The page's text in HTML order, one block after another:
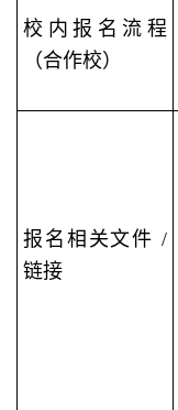
校内报名流程
（合作校）
报名相关文件 /
链接